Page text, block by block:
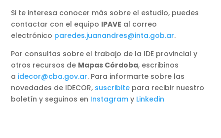
Si te interesa conocer más sobre el estudio, puedes
contactar con el equipo IPAVE al correo
electrónico paredes.juanandres@inta.gob.ar.
Por consultas sobre el trabajo de la IDE provincial y
otros recursos de Mapas Córdoba, escribinos
a idecor@cba.gov.ar. Para informarte sobre las
novedades de IDECOR, suscribite para recibir nuestro
boletín y seguinos en Instagram y Linkedin